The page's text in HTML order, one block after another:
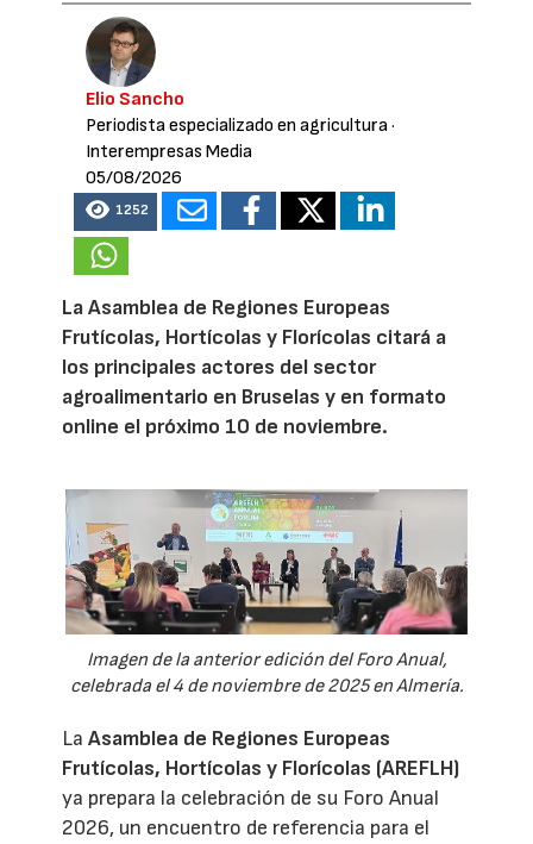
Elio Sancho
Periodista especializado en agricultura·
Interempresas Media
05/08/2026
1252
La Asamblea de Regiones Europeas
Frutícolas, Hortícolas y Florícolas citará a
los principales actores del sector
agroalimentario en Bruselas y en formato
online el próximo 10 de noviembre.
Imagen de la anterior edición del Foro Anual,
celebrada el 4 de noviembre de 2025 en Almería.
LaAsamblea de Regiones Europeas
Frutícolas, Hortícolas y Florícolas (AREFLH)
ya prepara la celebración de su Foro Anual
2026, un encuentro de referencia para el